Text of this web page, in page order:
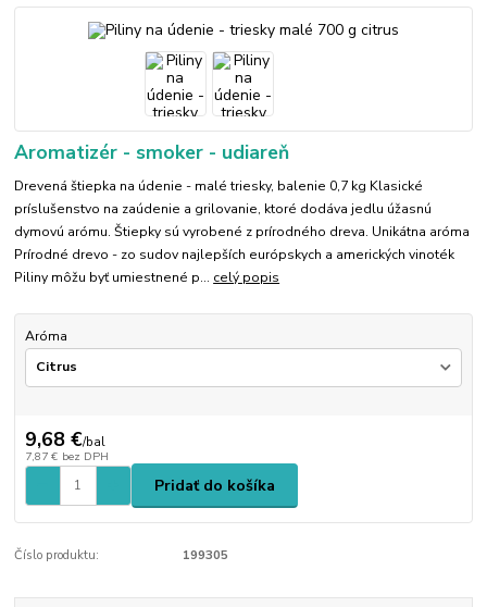
Aromatizér - smoker - udiareň
Drevená štiepka na údenie - malé triesky, balenie 0,7 kg Klasické
príslušenstvo na zaúdenie a grilovanie, ktoré dodáva jedlu úžasnú
dymovú arómu. Štiepky sú vyrobené z prírodného dreva. Unikátna aróma
Prírodné drevo - zo sudov najlepších európskych a amerických vinoték
Piliny môžu byť umiestnené p... celý popis
Aróma
9,68 €/bal
7,87 € bez DPH
Pridať do košíka
Číslo produktu: 199305